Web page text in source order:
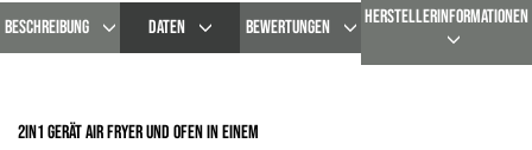
BESCHREIBUNG DATEN BEWERTUNGEN HERSTELLERINFORMATIONEN
2in1 Gerät Air Fryer und Ofen in einem